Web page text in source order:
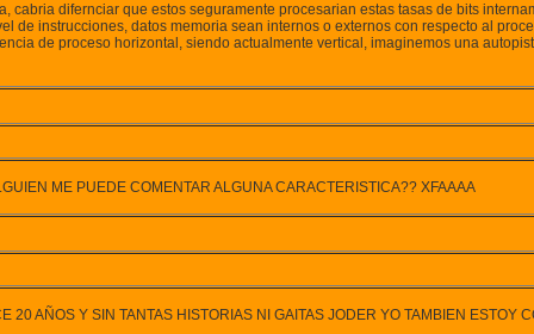
difernciar que estos seguramente procesarian estas tasas de bits
instrucciones, datos memoria sean internos o externos con respecto al
de proceso horizontal, siendo actualmente vertical, imaginemos una
ME PUEDE COMENTAR ALGUNA CARACTERISTICA?? XFAAAA
AÑOS Y SIN TANTAS HISTORIAS NI GAITAS JODER YO TAMBIEN ESTOY